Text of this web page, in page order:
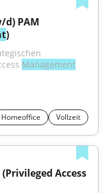
d) PAM
)
Management
Homeoffice Vollzeit